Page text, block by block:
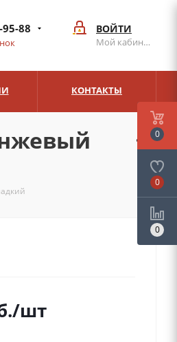
ВОЙТИ
Мой кабинет
88
КОНТАКТЫ
/шт
0
0
0